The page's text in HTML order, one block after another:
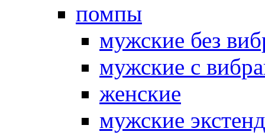
помпы
мужские без
мужские с
женские
мужские